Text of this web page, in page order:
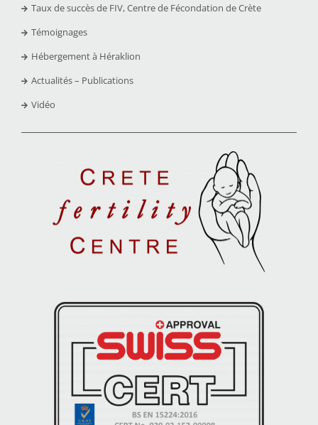
Taux de succès de FIV, Centre de Fécondation de Crète
Témoignages
Hébergement à Héraklion
Actualités – Publications
Vidéo